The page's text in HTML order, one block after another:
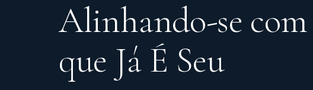
Alinhando-se
que Já É Seu